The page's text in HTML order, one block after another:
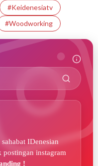
#Keidenesiatv
#woodworking
IDenesian
postingan instagram
!